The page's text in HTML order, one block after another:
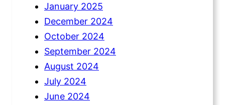
January 2025
December 2024
October 2024
September 2024
August 2024
July 2024
June 2024